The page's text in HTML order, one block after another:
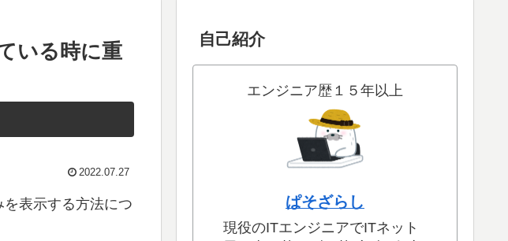
いる時に重
2022.07.27
表示する方法につ
自己紹介
エンジニア歴１５年以上
ぱそざらし
現役のITエンジニアでITネット